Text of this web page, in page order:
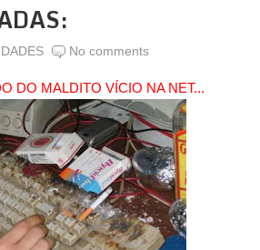
No comments
DO MALDITO VÍCIO NA NET...